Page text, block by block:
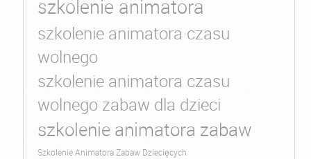
szkolenie animatora
szkolenie animatora czasu
wolnego
szkolenie animatora czasu
wolnego zabaw dla dzieci
szkolenie animatora zabaw
Szkolenie Animatora Zabaw Dziecięcych